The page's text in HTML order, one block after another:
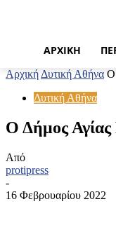
ΑΡΧΙΚΉ
Αρχική Δυτική Αθήνα Ο
Δυτική Αθήνα
Ο Δήμος Αγίας
Από
protipress
-
16 Φεβρουαρίου 2022